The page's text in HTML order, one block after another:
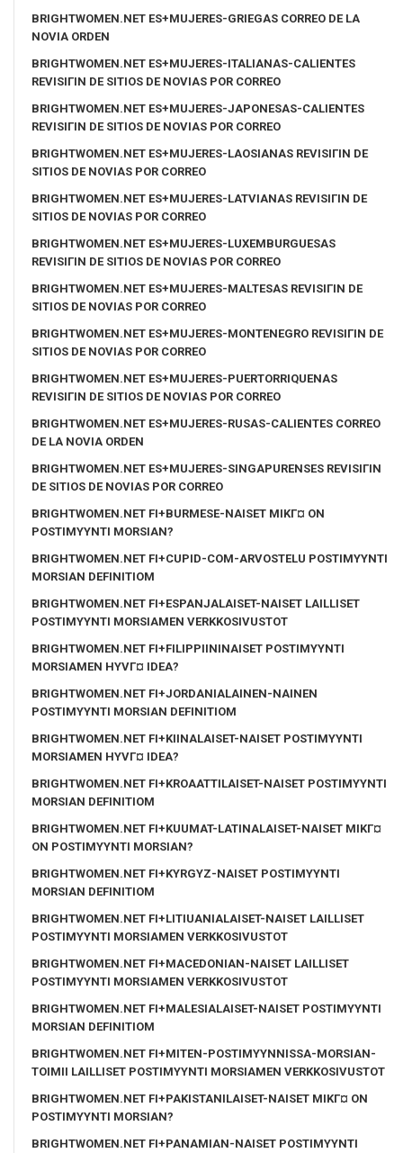
BRIGHTWOMEN.NET ES+MUJERES-GRIEGAS CORREO DE LA
NOVIA ORDEN
BRIGHTWOMEN.NET ES+MUJERES-ITALIANAS-CALIENTES
REVISIГІN DE SITIOS DE NOVIAS POR CORREO
BRIGHTWOMEN.NET ES+MUJERES-JAPONESAS-CALIENTES
REVISIГІN DE SITIOS DE NOVIAS POR CORREO
BRIGHTWOMEN.NET ES+MUJERES-LAOSIANAS REVISIГІN DE
SITIOS DE NOVIAS POR CORREO
BRIGHTWOMEN.NET ES+MUJERES-LATVIANAS REVISIГІN DE
SITIOS DE NOVIAS POR CORREO
BRIGHTWOMEN.NET ES+MUJERES-LUXEMBURGUESAS
REVISIГІN DE SITIOS DE NOVIAS POR CORREO
BRIGHTWOMEN.NET ES+MUJERES-MALTESAS REVISIГІN DE
SITIOS DE NOVIAS POR CORREO
BRIGHTWOMEN.NET ES+MUJERES-MONTENEGRO REVISIГІN DE
SITIOS DE NOVIAS POR CORREO
BRIGHTWOMEN.NET ES+MUJERES-PUERTORRIQUENAS
REVISIГІN DE SITIOS DE NOVIAS POR CORREO
BRIGHTWOMEN.NET ES+MUJERES-RUSAS-CALIENTES CORREO
DE LA NOVIA ORDEN
BRIGHTWOMEN.NET ES+MUJERES-SINGAPURENSES REVISIГІN
DE SITIOS DE NOVIAS POR CORREO
BRIGHTWOMEN.NET FI+BURMESE-NAISET MIKГ¤ ON
POSTIMYYNTI MORSIAN?
BRIGHTWOMEN.NET FI+CUPID-COM-ARVOSTELU POSTIMYYNTI
MORSIAN DEFINITIOM
BRIGHTWOMEN.NET FI+ESPANJALAISET-NAISET LAILLISET
POSTIMYYNTI MORSIAMEN VERKKOSIVUSTOT
BRIGHTWOMEN.NET FI+FILIPPIININAISET POSTIMYYNTI
MORSIAMEN HYVГ¤ IDEA?
BRIGHTWOMEN.NET FI+JORDANIALAINEN-NAINEN
POSTIMYYNTI MORSIAN DEFINITIOM
BRIGHTWOMEN.NET FI+KIINALAISET-NAISET POSTIMYYNTI
MORSIAMEN HYVГ¤ IDEA?
BRIGHTWOMEN.NET FI+KROAATTILAISET-NAISET POSTIMYYNTI
MORSIAN DEFINITIOM
BRIGHTWOMEN.NET FI+KUUMAT-LATINALAISET-NAISET MIKГ¤
ON POSTIMYYNTI MORSIAN?
BRIGHTWOMEN.NET FI+KYRGYZ-NAISET POSTIMYYNTI
MORSIAN DEFINITIOM
BRIGHTWOMEN.NET FI+LITIUANIALAISET-NAISET LAILLISET
POSTIMYYNTI MORSIAMEN VERKKOSIVUSTOT
BRIGHTWOMEN.NET FI+MACEDONIAN-NAISET LAILLISET
POSTIMYYNTI MORSIAMEN VERKKOSIVUSTOT
BRIGHTWOMEN.NET FI+MALESIALAISET-NAISET POSTIMYYNTI
MORSIAN DEFINITIOM
BRIGHTWOMEN.NET FI+MITEN-POSTIMYYNNISSA-MORSIAN-
TOIMII LAILLISET POSTIMYYNTI MORSIAMEN VERKKOSIVUSTOT
BRIGHTWOMEN.NET FI+PAKISTANILAISET-NAISET MIKГ¤ ON
POSTIMYYNTI MORSIAN?
BRIGHTWOMEN.NET FI+PANAMIAN-NAISET POSTIMYYNTI